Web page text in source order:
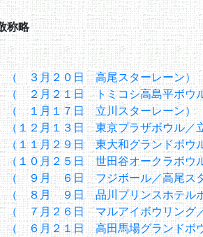
称略
３月２０日 高尾スターレーン）
２月２１日 トミコシ高島平ボウ
１月１７日 立川スターレーン）
１２月１３日 東京プラザボウル／
１１月２９日 東大和グランドボウ
１０月２５日 世田谷オークラボウ
９月 ６日 フジボール／高尾ス
８月 ９日 品川プリンスホテルボ
７月２６日 マルアイボウリング
６月２１日 高田馬場グランドボウ